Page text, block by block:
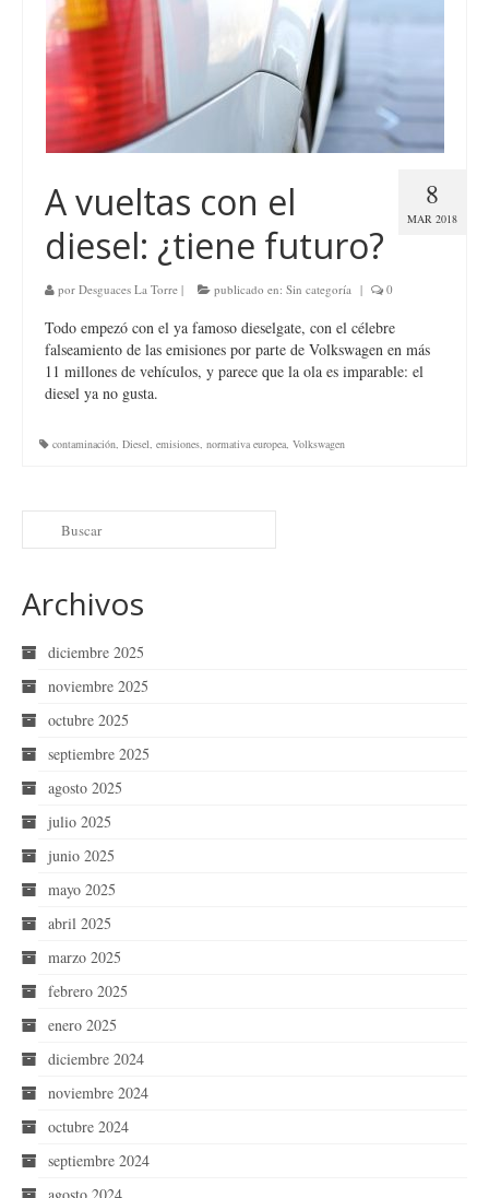
8
MAR 2018
A vueltas con el
diesel: ¿tiene futuro?
por Desguaces La Torre | publicado en: Sin categoría | 0
Todo empezó con el ya famoso dieselgate, con el célebre
falseamiento de las emisiones por parte de Volkswagen en más
11 millones de vehículos, y parece que la ola es imparable: el
diesel ya no gusta.
contaminación, Diesel, emisiones, normativa europea, Volkswagen
Archivos
diciembre 2025
noviembre 2025
octubre 2025
septiembre 2025
agosto 2025
julio 2025
junio 2025
mayo 2025
abril 2025
marzo 2025
febrero 2025
enero 2025
diciembre 2024
noviembre 2024
octubre 2024
septiembre 2024